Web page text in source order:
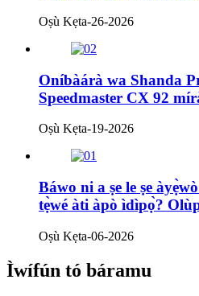
Oṣù Kẹta-26-2026
Oníbàárà wa Shanda
Speedmaster CX 92
Oṣù Kẹta-19-2026
Báwo ni a ṣe le ṣe
tẹ̀wé àti àpò ìdìpọ̀?
Oṣù Kẹta-06-2026
Ìwífún tó báramu